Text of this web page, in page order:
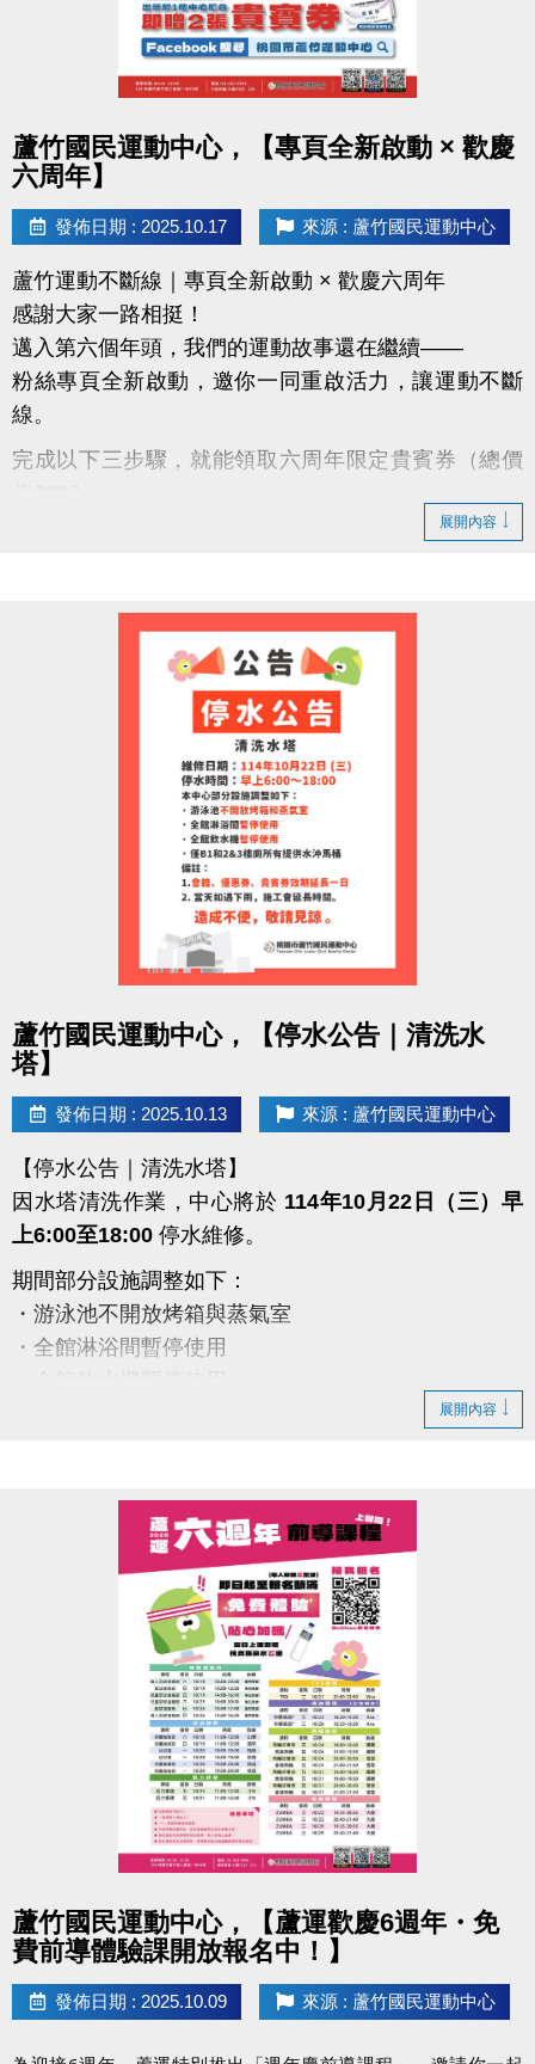
蘆竹國民運動中心，【專頁全新啟動 × 歡慶
六周年】
發佈日期 : 2025.10.17 來源 : 蘆竹國民運動中心
蘆竹運動不斷線｜專頁全新啟動 × 歡慶六周年
感謝大家一路相挺！
邁入第六個年頭，我們的運動故事還在繼續——
粉絲專頁全新啟動，邀你一同重啟活力，讓運動不斷
線。
完成以下三步驟，就能領取六周年限定貴賓券（總價
分享此貼文（設為公開）
完成後出示畫面給1樓櫃檯，即可領取
【貴賓券2張（總價值$200）】
限量600張，數量有限，先來先領！
每人限領一次，須本人親自領取，依現場登記順序發
活動期間：即日起至 11/30止 或 贈完為止。
一起動起來，為六周年喝采，
讓運動的能量不斷線，健康持續上線！
本活動由蘆竹國民運動中心主辦，活動辦法與贈品內
容以本中心現場公告為準。
中心保留活動調整、修改及最終解釋之權利。
https://www.facebook.com/profile.php?
id=61581947831365
展開內容
蘆竹國民運動中心，【停水公告｜清洗水
塔】
發佈日期 : 2025.10.13 來源 : 蘆竹國民運動中心
【停水公告｜清洗水塔】
因水塔清洗作業，中心將於 114年10月22日（三）早
上6:00至18:00 停水維修。
期間部分設施調整如下：
・游泳池不開放烤箱與蒸氣室
・全館淋浴間暫停使用
2.若遇下雨，施工將順延
造成不便，敬請見諒
感謝您的理解與配合
#蘆竹國民運動中心 #停水公告 #清洗水塔
展開內容
蘆竹國民運動中心，【蘆運歡慶6週年・免
費前導體驗課開放報名中！】
發佈日期 : 2025.10.09 來源 : 蘆竹國民運動中心